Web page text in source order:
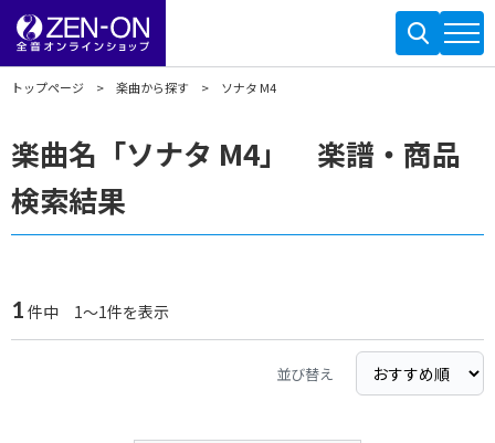
トップページ 楽曲から探す ソナタ M4
楽曲名「ソナタ M4」 楽譜・商品
検索結果
1 件中 1～1件を表示
並び替え